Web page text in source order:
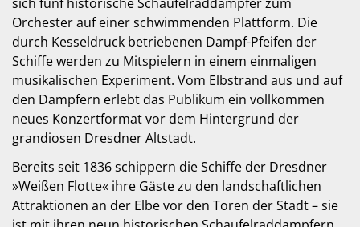
Orchester auf einer schwimmenden Plattform. Die
durch Kesseldruck betriebenen Dampf-Pfeifen der
Schiffe werden zu Mitspielern in einem einmaligen
musikalischen Experiment. Vom Elbstrand aus und auf
den Dampfern erlebt das Publikum ein vollkommen
neues Konzertformat vor dem Hintergrund der
grandiosen Dresdner Altstadt.
Bereits seit 1836 schippern die Schiffe der Dresdner
»Weißen Flotte« ihre Gäste zu den landschaftlichen
Attraktionen an der Elbe vor den Toren der Stadt – sie